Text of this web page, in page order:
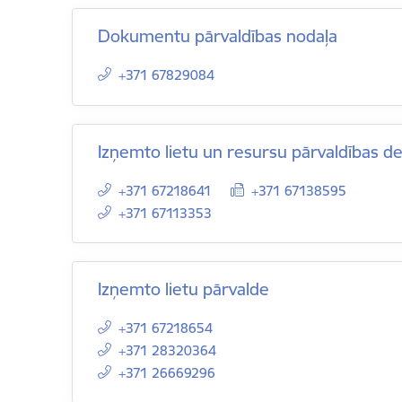
Dokumentu pārvaldības nodaļa
+371 67829084
Izņemto lietu un resursu pārvaldības
+371 67218641
+371 67113353
+371 67138595
Izņemto lietu pārvalde
+371 67218654
+371 28320364
+371 26669296